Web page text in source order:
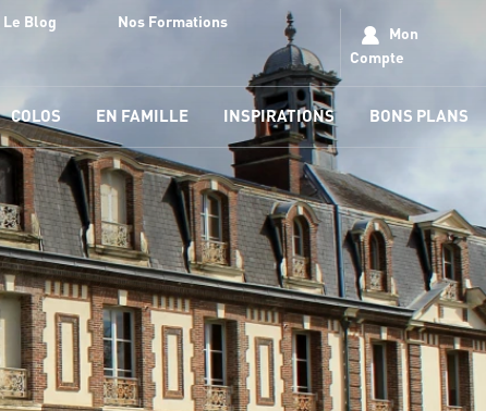
Le Blog Nos Formations
Mon
Compte
COLOS EN FAMILLE INSPIRATIONS BONS PLANS